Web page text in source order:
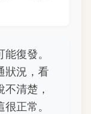
復發。
狀況，看
清楚，
正常。